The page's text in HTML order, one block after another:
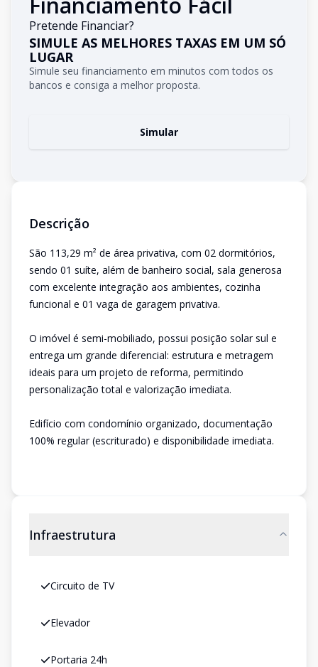
Pretende Financiar?
SIMULE AS MELHORES TAXAS EM UM SÓ
LUGAR
Simule seu financiamento em minutos com todos os
bancos e consiga a melhor proposta.
Simular
Descrição
São 113,29 m² de área privativa, com 02 dormitórios,
sendo 01 suíte, além de banheiro social, sala generosa
com excelente integração aos ambientes, cozinha
funcional e 01 vaga de garagem privativa.
O imóvel é semi-mobiliado, possui posição solar sul e
entrega um grande diferencial: estrutura e metragem
ideais para um projeto de reforma, permitindo
personalização total e valorização imediata.
Edifício com condomínio organizado, documentação
100% regular (escriturado) e disponibilidade imediata.
Infraestrutura
Circuito de TV
Elevador
Portaria 24h